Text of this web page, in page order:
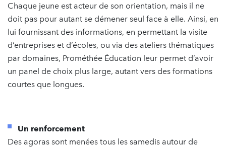
Chaque jeune est acteur de son orientation, mais il ne
doit pas pour autant se démener seul face à elle. Ainsi, en
lui fournissant des informations, en permettant la visite
d’entreprises et d’écoles, ou via des ateliers thématiques
par domaines, Prométhée Éducation leur permet d’avoir
un panel de choix plus large, autant vers des formations
courtes que longues.
Un renforcement
Des agoras sont menées tous les samedis autour de